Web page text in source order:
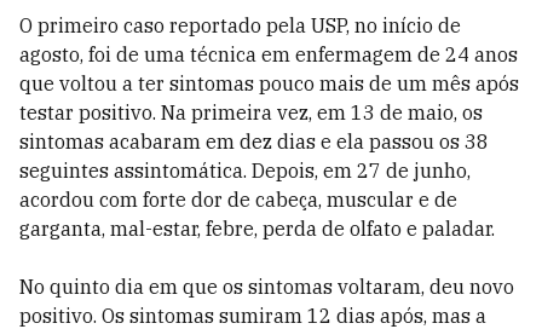
O primeiro caso reportado pela USP, no início de
agosto, foi de uma técnica em enfermagem de 24 anos
que voltou a ter sintomas pouco mais de um mês após
testar positivo. Na primeira vez, em 13 de maio, os
sintomas acabaram em dez dias e ela passou os 38
seguintes assintomática. Depois, em 27 de junho,
acordou com forte dor de cabeça, muscular e de
garganta, mal-estar, febre, perda de olfato e paladar.
No quinto dia em que os sintomas voltaram, deu novo
positivo. Os sintomas sumiram 12 dias após, mas a